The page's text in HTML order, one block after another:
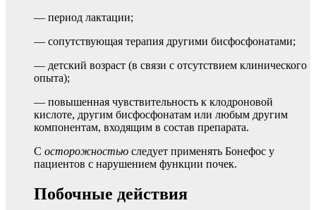
— период лактации;
— сопутствующая терапия другими бисфосфонатами;
— детский возраст (в связи с отсутствием клинического
опыта);
— повышенная чувствительность к клодроновой
кислоте, другим бисфосфонатам или любым другим
компонентам, входящим в состав препарата.
С осторожностью следует применять Бонефос у
пациентов с нарушением функции почек.
Побочные действия